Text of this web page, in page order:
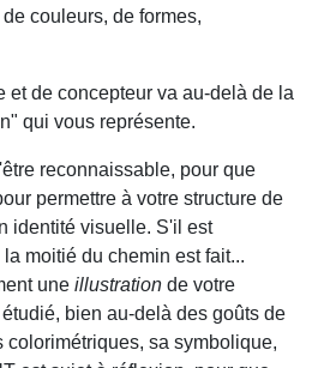
couleurs, de formes,
et de concepteur va au-delà de la
qui vous représente.
reconnaissable, pour que
permettre à votre structure de
identité visuelle. S'il est
moitié du chemin est fait...
une illustration de votre
bien au-delà des goûts de
colorimétriques, sa symbolique,